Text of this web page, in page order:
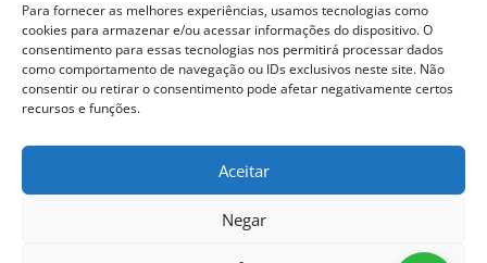
Para fornecer as melhores experiências, usamos tecnologias como
cookies para armazenar e/ou acessar informações do dispositivo. O
consentimento para essas tecnologias nos permitirá processar dados
como comportamento de navegação ou IDs exclusivos neste site. Não
consentir ou retirar o consentimento pode afetar negativamente certos
recursos e funções.
Aceitar
Negar